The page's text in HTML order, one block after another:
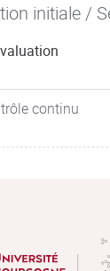
initiale /
continu